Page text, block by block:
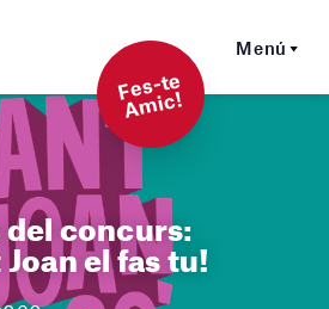
Menú
F
es-t
e
A
mi
c!
concurs:
el fas tu!